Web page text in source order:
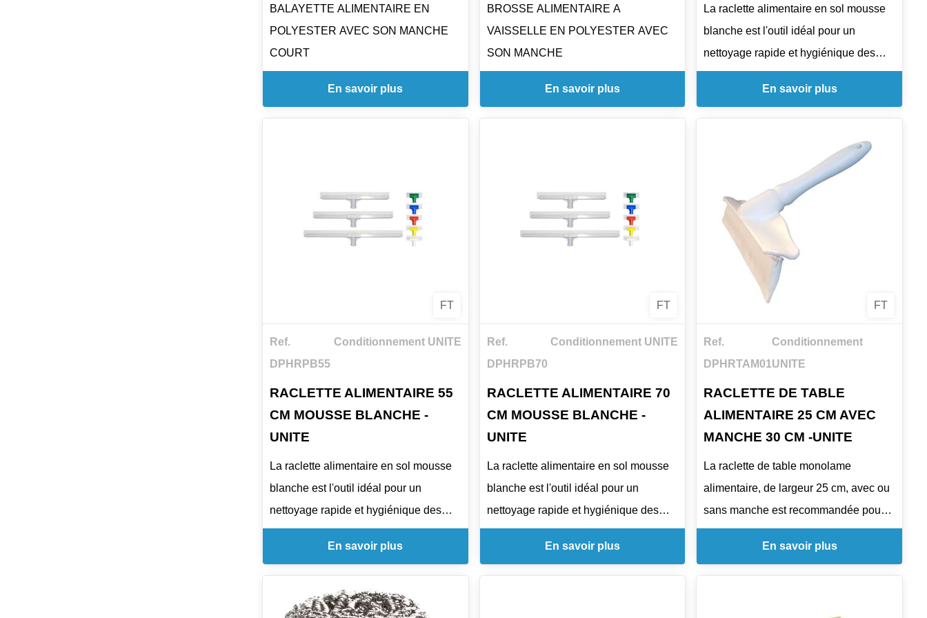
20 g / L selon l'état d'incrustation.
BALAYETTE ALIMENTAIRE EN
POLYESTER AVEC SON MANCHE
COURT
En savoir plus
BROSSE ALIMENTAIRE A
VAISSELLE EN POLYESTER AVEC
SON MANCHE
En savoir plus
La raclette alimentaire en sol mousse
blanche est l'outil idéal pour un
nettoyage rapide et hygiénique des
sols dans les environnements
alimentaires. Conçue pour les traiteurs,
restaurants et industries alimentaires,
elle permet d'assurer un entretien
efficace tout en préservant l'intégrité
des surfaces. Sa taille couvre une
large zone, facilitant ainsi un nettoyage
rapide et sans effort.
Ses avantages :
- Efficacité : Permet un nettoyage
- Hygiène maximale : Matériau mousse
douce, adapté aux normes sanitaires
environnements alimentaires,
restaurants, traiteurs et cuisines
professionnelles.
En savoir plus
FT
Ref.
DPHRPB55
Conditionnement UNITE
RACLETTE ALIMENTAIRE 55
CM MOUSSE BLANCHE -
UNITE
La raclette alimentaire en sol mousse
blanche est l'outil idéal pour un
nettoyage rapide et hygiénique des
sols dans les environnements
alimentaires. Conçue pour les traiteurs,
restaurants et industries alimentaires,
elle permet d'assurer un entretien
En savoir plus
FT
Ref.
DPHRPB70
Conditionnement UNITE
RACLETTE ALIMENTAIRE 70
CM MOUSSE BLANCHE -
UNITE
La raclette alimentaire en sol mousse
blanche est l'outil idéal pour un
nettoyage rapide et hygiénique des
sols dans les environnements
alimentaires. Conçue pour les traiteurs,
restaurants et industries alimentaires,
En savoir plus
FT
Ref.
DPHRTAM01
Conditionnement
UNITE
RACLETTE DE TABLE
ALIMENTAIRE 25 CM AVEC
MANCHE 30 CM -UNITE
La raclette de table monolame
alimentaire, de largeur 25 cm, avec ou
sans manche est recommandée pour
le nettoyage et l'évacuation des
liquides et matières sur tables, plans
de travail en inox et autres surfaces.
En savoir plus